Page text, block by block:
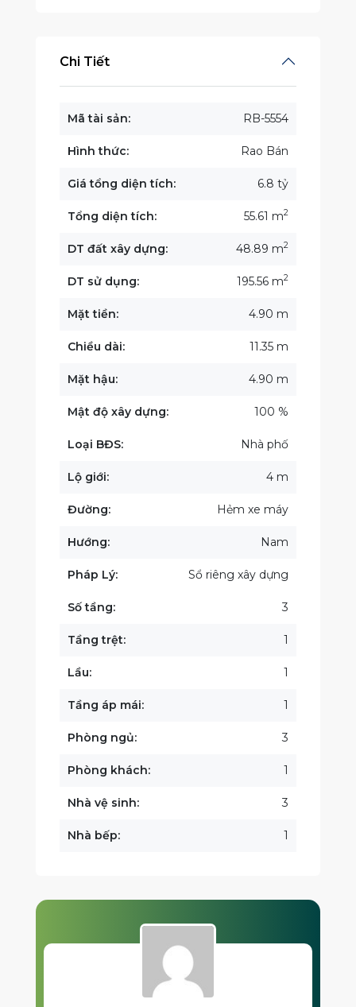
Chi Tiết
Mã tài sản: RB-5554
Hình thức: Rao Bán
Giá tổng diện tích: 6.8 tỷ
Tổng diện tích: 55.61 m2
DT đất xây dựng: 48.89 m2
DT sử dụng: 195.56 m2
Mặt tiền: 4.90 m
Chiều dài: 11.35 m
Mặt hậu: 4.90 m
Mật độ xây dựng: 100 %
Loại BĐS: Nhà phố
Lộ giới: 4 m
Đường: Hẻm xe máy
Hướng: Nam
Pháp Lý: Sổ riêng xây dựng
Số tầng: 3
Tầng trệt: 1
Lầu: 1
Tầng áp mái: 1
Phòng ngủ: 3
Phòng khách: 1
Nhà vệ sinh: 3
Nhà bếp: 1